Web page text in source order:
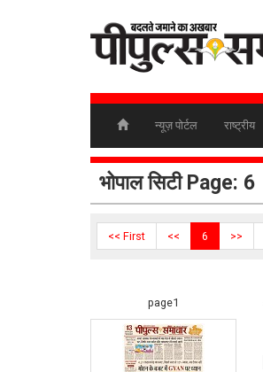
न्यूज़ पोर्टल राष्ट्रीय
भोपाल सिटी Page: 6
<< First << 6 >>
page1